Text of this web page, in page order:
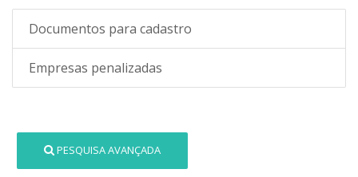
Documentos para cadastro
Empresas penalizadas
PESQUISA AVANÇADA